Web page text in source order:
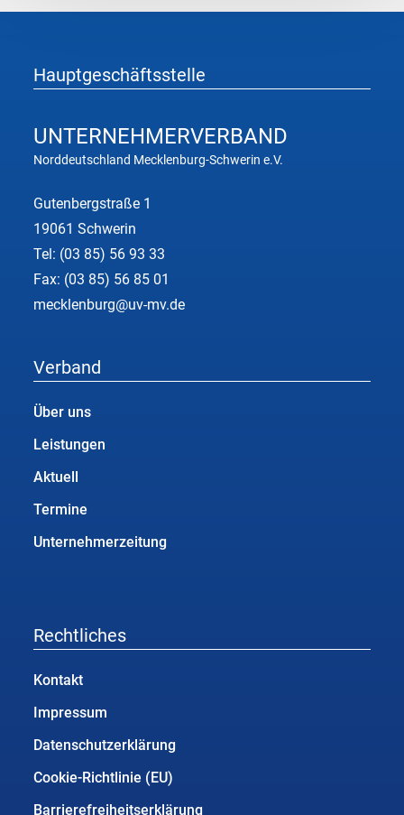
Hauptgeschäftsstelle
UNTERNEHMERVERBAND
Norddeutschland Mecklenburg-Schwerin e.V.
Gutenbergstraße 1
19061 Schwerin
Tel: (03 85) 56 93 33
Fax: (03 85) 56 85 01
mecklenburg@uv-mv.de
Verband
Über uns
Leistungen
Aktuell
Termine
Unternehmerzeitung
Rechtliches
Kontakt
Impressum
Datenschutzerklärung
Cookie-Richtlinie (EU)
Barrierefreiheitserklärung